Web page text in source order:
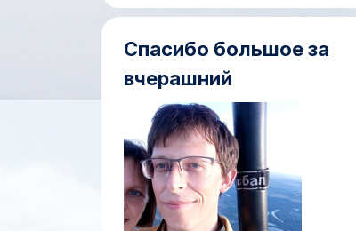
Спасибо большое за
вчерашний